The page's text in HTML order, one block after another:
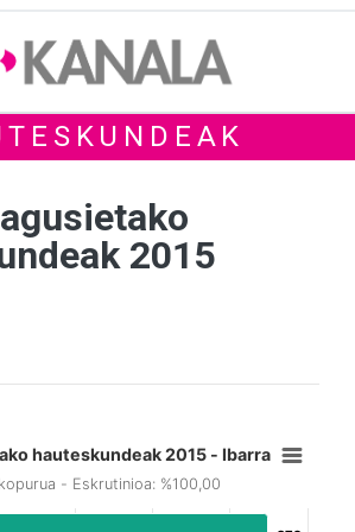
2015
hauteskundeak 2015 - Ibarra
- Eskrutinioa: %100,00